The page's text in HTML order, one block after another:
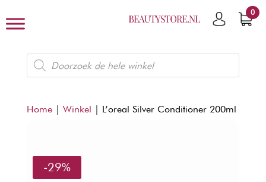
0
Producten
zoeken
Home| Winkel | L’oreal Silver Conditioner 200ml
-29%